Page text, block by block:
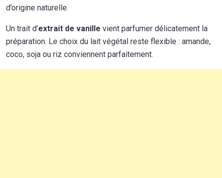
d’origine naturelle.
Un trait d’extrait de vanille vient parfumer délicatement la
préparation. Le choix du lait végétal reste flexible : amande,
coco, soja ou riz conviennent parfaitement.